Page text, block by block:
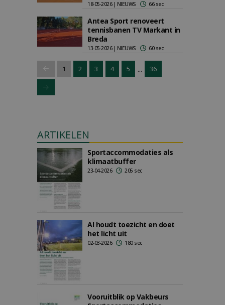
18-05-2026 | NIEUWS 66 sec
Antea Sport renoveert
tennisbanen TV Markant in
Breda
13-05-2026 | NIEUWS 60 sec
1 2 3 4 5 ... 36
ARTIKELEN
Sportaccommodaties als
klimaatbuffer
23-04-2026 205 sec
AI houdt toezicht en doet
het licht uit
02-03-2026 180 sec
Vooruitblik op Vakbeurs